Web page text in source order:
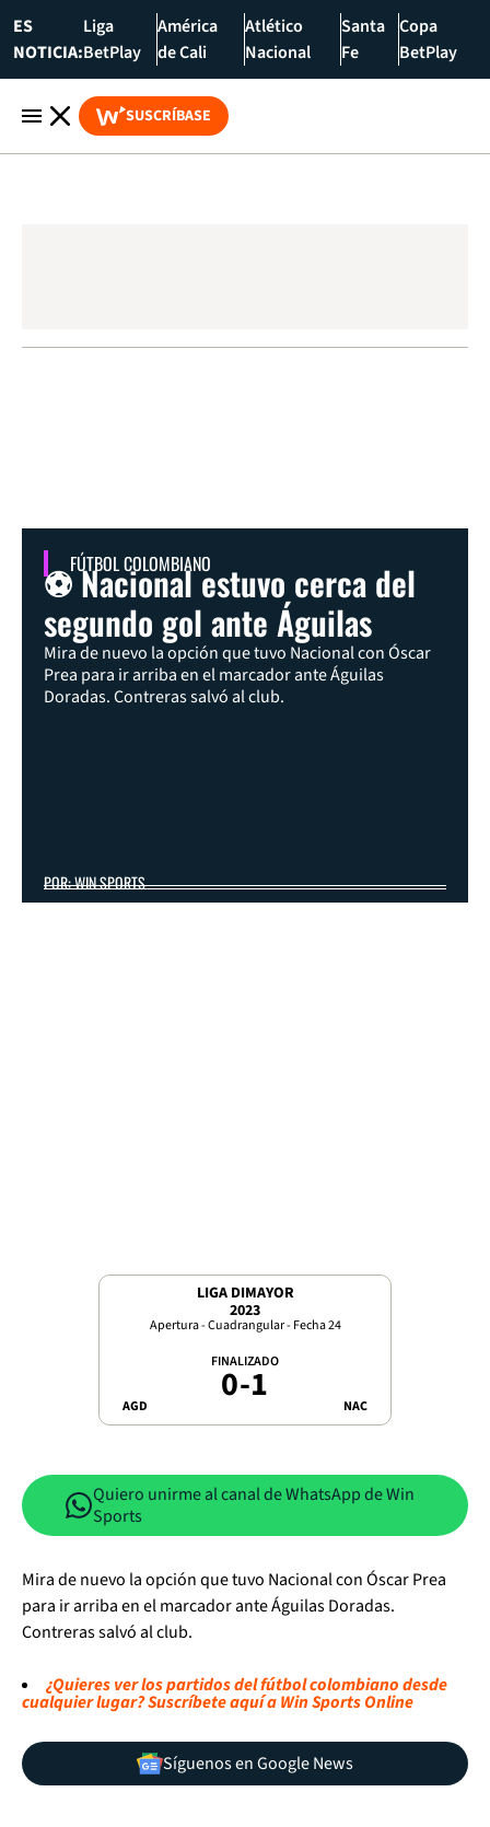
ES
NOTICIA:
Liga
BetPlay
América
de Cali
Atlético
Nacional
Santa
Fe
Copa
BetPlay
SUSCRÍBASE
FÚTBOL COLOMBIANO
⚽ Nacional estuvo cerca del
segundo gol ante Águilas
Mira de nuevo la opción que tuvo Nacional con Óscar
Prea para ir arriba en el marcador ante Águilas
Doradas. Contreras salvó al club.
POR: WIN SPORTS
LIGA DIMAYOR
2023
Apertura - Cuadrangular - Fecha 24
AGD
FINALIZADO
0-1 NAC
Quiero unirme al canal de WhatsApp de Win
Sports
Mira de nuevo la opción que tuvo Nacional con Óscar Prea
para ir arriba en el marcador ante Águilas Doradas.
Contreras salvó al club.
¿Quieres ver los partidos del fútbol colombiano desde
cualquier lugar? Suscríbete aquí a Win Sports Online
Síguenos en Google News